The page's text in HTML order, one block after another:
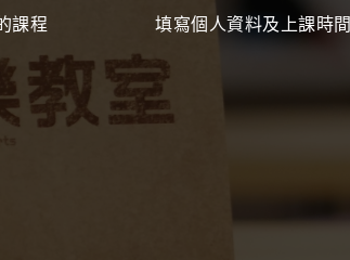
課程 填寫個人資料及上課時間